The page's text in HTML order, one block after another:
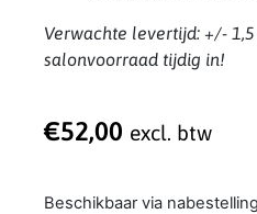
Verwachte levertijd: +/-
salonvoorraad tijdig in!
€52,00 excl. btw
Beschikbaar via nabestelling